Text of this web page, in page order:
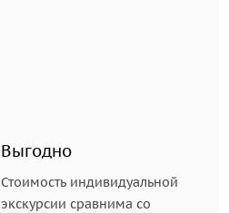
Выгодно
Стоимость индивидуальной
экскурсии сравнима со